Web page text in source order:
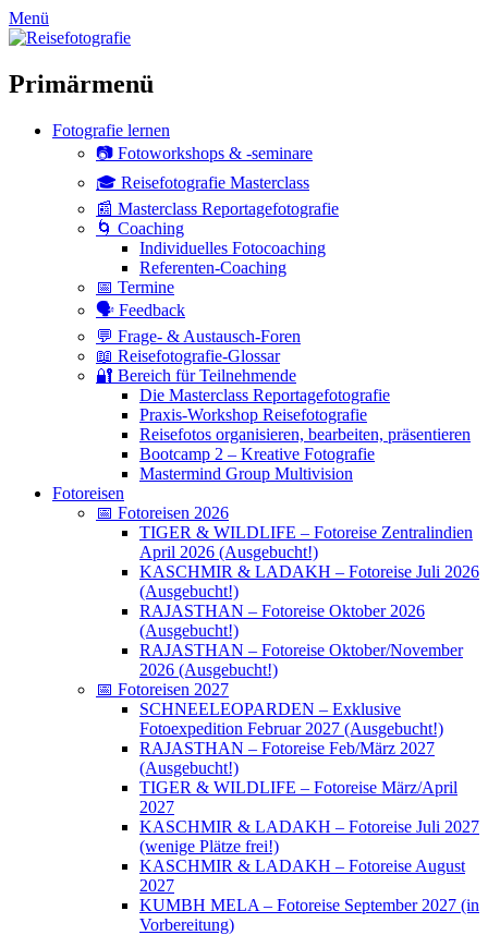
zum
Inhalt
Menü
Primärmenü
Fotografie lernen
📷 Fotoworkshops & -seminare
🎓 Reisefotografie Masterclass
📰 Masterclass Reportagefotografie
🌀 Coaching
Individuelles Fotocoaching
Referenten-Coaching
📅 Termine
🗣 Feedback
💬 Frage- & Austausch-Foren
📖 Reisefotografie-Glossar
🔐 Bereich für Teilnehmende
Die Masterclass Reportagefotografie
Praxis-Workshop Reisefotografie
Reisefotos organisieren, bearbeiten, präsentieren
Bootcamp 2 – Kreative Fotografie
Mastermind Group Multivision
Fotoreisen
📅 Fotoreisen 2026
TIGER & WILDLIFE – Fotoreise Zentralindien
April 2026 (Ausgebucht!)
KASCHMIR & LADAKH – Fotoreise Juli 2026
(Ausgebucht!)
RAJASTHAN – Fotoreise Oktober 2026
(Ausgebucht!)
RAJASTHAN – Fotoreise Oktober/November
2026 (Ausgebucht!)
📅 Fotoreisen 2027
SCHNEELEOPARDEN – Exklusive
Fotoexpedition Februar 2027 (Ausgebucht!)
RAJASTHAN – Fotoreise Feb/März 2027
(Ausgebucht!)
TIGER & WILDLIFE – Fotoreise März/April
2027
KASCHMIR & LADAKH – Fotoreise Juli 2027
(wenige Plätze frei!)
KASCHMIR & LADAKH – Fotoreise August
2027
KUMBH MELA – Fotoreise September 2027 (in
Vorbereitung)